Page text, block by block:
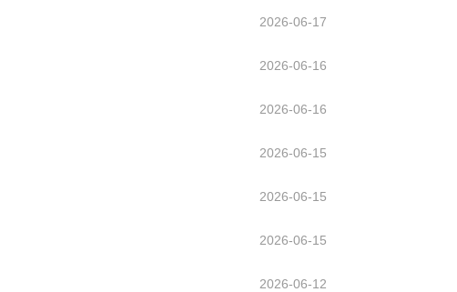
2026-06-17
2026-06-16
2026-06-16
2026-06-15
2026-06-15
2026-06-15
2026-06-12